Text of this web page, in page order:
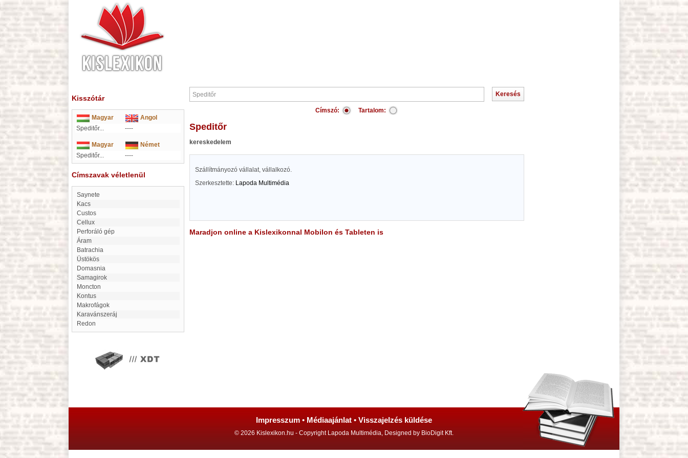
Kisszótár
Magyar
Angol
Speditőr...
----
Magyar
Német
Speditőr...
----
Címszavak véletlenül
Saynete
Kacs
custos
cellux
Perforáló gép
Áram
Batrachia
Üstökös
Domasnia
Samagirok
Moncton
Kontus
Makrofágok
karavánszeráj
Redon
Címszó: Tartalom:
Speditőr
kereskedelem
Szállítmányozó vállalat, vállalkozó.
Szerkesztette: Lapoda Multimédia
Maradjon online a Kislexikonnal Mobilon és Tableten is
Impresszum • Médiaajánlat • Visszajelzés küldése
© 2026 Kislexikon.hu - Copyright Lapoda Multimédia, Designed by BioDigit Kft.